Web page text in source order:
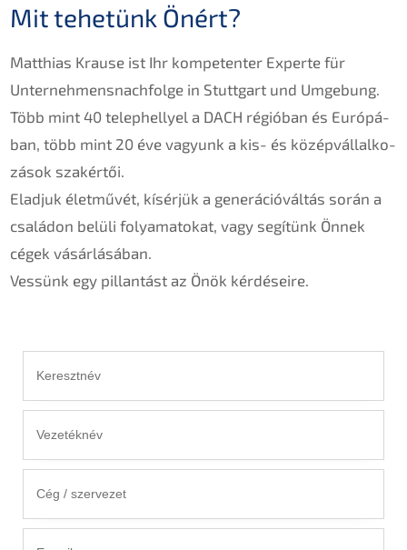
Mit tehetünk Önért?
Matthi­as Krause ist Ihr kompe­ten­ter Exper­te für
Unternehmens­nachfolge in Stutt­gart und Umgebung.
Több mint 40 teleph­el­lyel a DACH régió­ban és Európá­
ban, több mint 20 éve vagyunk a kis- és közép­váll­al­ko­
zá­sok szakértői.
Eladjuk életmű­vét, kísérjük a generá­ció­vál­tás során a
csalá­don belüli folyama­to­kat, vagy segítünk Önnek
cégek vásár­lá­sá­ban.
Vessünk egy pillan­tást az Önök kérdéseire.